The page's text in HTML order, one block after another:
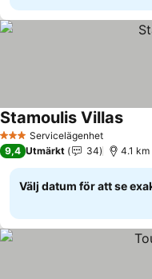
3 StjärnorServicelägenhet
Stamoulis VillasSe
9,4 Utmärkt 34 4.1
Välj datum för att se